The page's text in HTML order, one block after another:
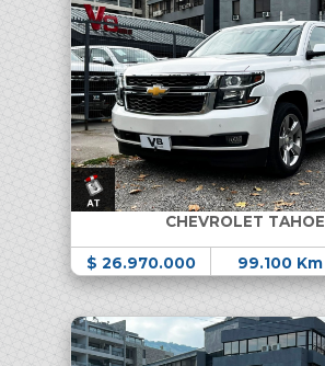
CHEVROLET TAHOE
$ 26.970.000 99.100 Km